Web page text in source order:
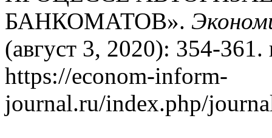
БАНКОМАТОВ».
(август 3, 2020): 354-
https://econom-inform-
journal.ru/index.php/